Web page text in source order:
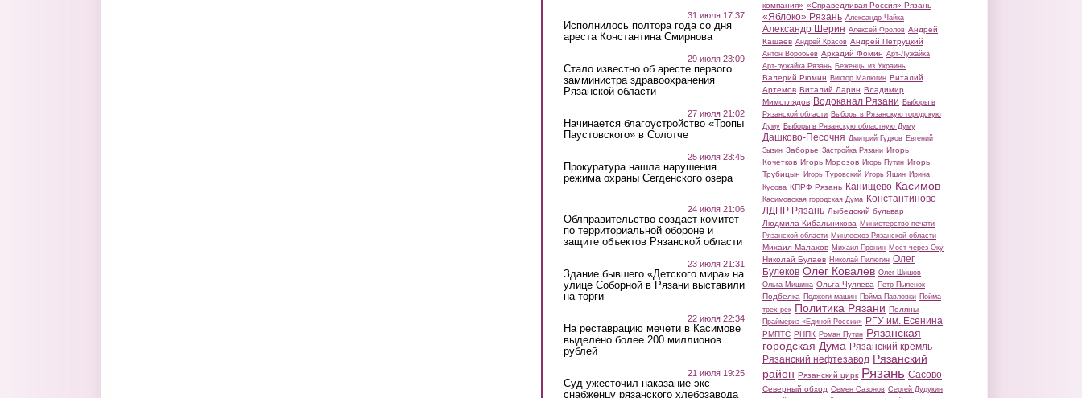
31 июля 17:37
Исполнилось полтора года со дня
ареста Константина Смирнова
29 июля 23:09
Стало известно об аресте первого
замминистра здравоохранения
Рязанской области
27 июля 21:02
Начинается благоустройство «Тропы
Паустовского» в Солотче
25 июля 23:45
Прокуратура нашла нарушения
режима охраны Сегденского озера
24 июля 21:06
Облправительство создаст комитет
по территориальной обороне и
защите объектов Рязанской области
23 июля 21:31
Здание бывшего «Детского мира» на
улице Соборной в Рязани выставили
на торги
22 июля 22:34
На реставрацию мечети в Касимове
выделено более 200 миллионов
рублей
21 июля 19:25
Суд ужесточил наказание экс-
снабженцу рязанского хлебозавода
компания» «Справедливая Россия» Рязань
«Яблоко» Рязань Александр Чайка
Александр Шерин Алексей Фролов Андрей
Кашаев Андрей Красов Андрей Петруцкий
Антон Воробьев Аркадий Фомин Арт-Лужайка
Арт-лужайка Рязань Беженцы из Украины
Валерий Рюмин Виктор Малюгин Виталий
Артемов Виталий Ларин Владимир
Мимоглядов Водоканал Рязани Выборы в
Рязанской области Выборы в Рязанскую городскую
Думу Выборы в Рязанскую областную Думу
Дашково-Песочня Дмитрий Гудков Евгений
Зызин Заборье Застройка Рязани Игорь
Кочетков Игорь Морозов Игорь Путин Игорь
Трубицын Игорь Туровский Игорь Яшин Ирина
Кусова КПРФ Рязань Канищево Касимов
Касимовская городская Дума Константиново
ЛДПР Рязань Лыбедский бульвар
Людмила Кибальникова Министерство печати
Рязанской области Минлесхоз Рязанской области
Михаил Малахов Михаил Пронин Мост через Оку
Николай Булаев Николай Пилюгин Олег
Булеков Олег Ковалев Олег Шишов
Ольга Мишина Ольга Чуляева Петр Пыленок
Подбелка Поджоги машин Пойма Павловки Пойма
трех рек Политика Рязани Поляны
Праймериз «Единой России» РГУ им. Есенина
РМПТС РНПК Роман Путин Рязанская
городская Дума Рязанский кремль
Рязанский нефтезавод Рязанский
район Рязанский цирк Рязань Сасово
Северный обход Семен Сазонов Сергей Дудукин